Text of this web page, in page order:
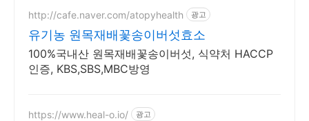
http://cafe.naver.com/atopyhealth 광고
유기농 원목재배꽃송이버섯효소
100%국내산 원목재배꽃송이버섯, 식약처 HACCP
인증, KBS,SBS,MBC방영
https://www.heal-o.io/ 광고